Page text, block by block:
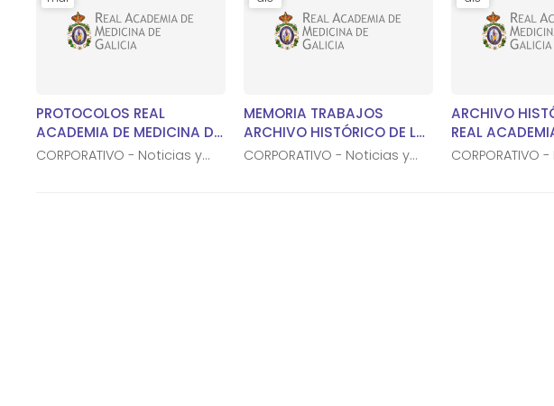
PROTOCOLOS REAL
ACADEMIA DE MEDICINA DE
GALICIA
CORPORATIVO - Noticias y
MEMORIA TRABAJOS
ARCHIVO HISTÓRICO DE LA
REAL ACADEMIA DE
CORPORATIVO - Noticias y
ARCHIVO
REAL
MEDICINA DE
CORPORATIVO